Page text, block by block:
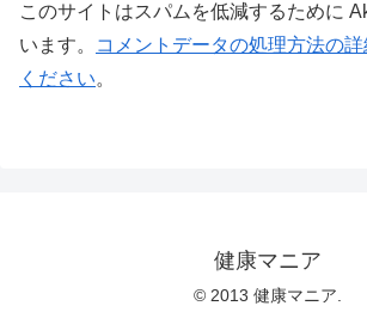
このサイトはスパムを低減するために
います。
コメントデータの処理方法の
ください。
健康マニア
© 2013 健康マニア.